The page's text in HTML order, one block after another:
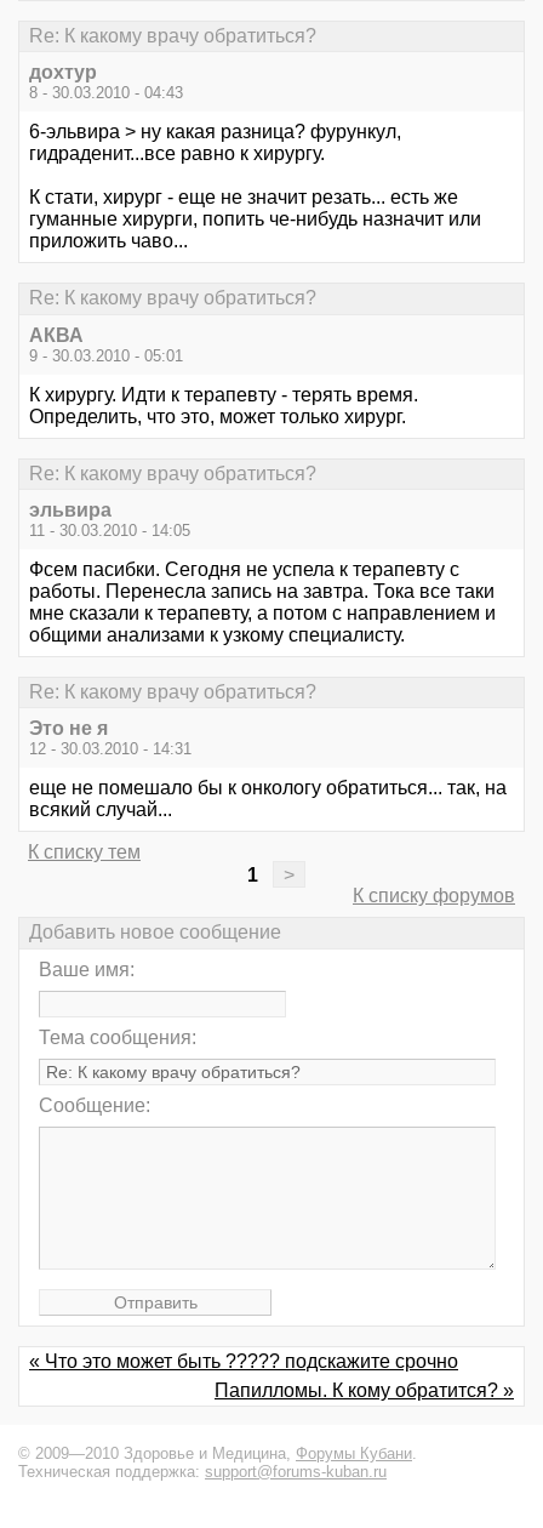
Re: К какому врачу обратиться?
дохтур
8 - 30.03.2010 - 04:43
6-эльвира > ну какая разница? фурункул,
гидраденит...все равно к хирургу.
К стати, хирург - еще не значит резать... есть же
гуманные хирурги, попить че-нибудь назначит или
приложить чаво...
Re: К какому врачу обратиться?
АКВА
9 - 30.03.2010 - 05:01
К хирургу. Идти к терапевту - терять время.
Определить, что это, может только хирург.
Re: К какому врачу обратиться?
эльвира
11 - 30.03.2010 - 14:05
Фсем пасибки. Сегодня не успела к терапевту с
работы. Перенесла запись на завтра. Тока все таки
мне сказали к терапевту, а потом с направлением и
общими анализами к узкому специалисту.
Re: К какому врачу обратиться?
Это не я
12 - 30.03.2010 - 14:31
еще не помешало бы к онкологу обратиться... так, на
всякий случай...
К списку тем
1
>
К списку форумов
Добавить новое сообщение
Ваше имя:
Тема сообщения:
Сообщение:
« Что это может быть ????? подскажите срочно
Папилломы. К кому обратится? »
© 2009—2010 Здоровье и Медицина, Форумы Кубани.
Техническая поддержка: support@forums-kuban.ru